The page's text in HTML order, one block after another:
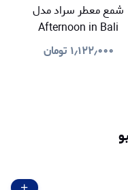
شمع معطر سراد مدل
Afternoon in Bali
۱٫۱۲۲٫۰۰۰ تومان